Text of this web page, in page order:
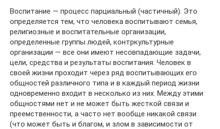
Воспитание — процесс парциальный (частичный). Это
опреде­ляется тем, что человека воспитывают семья,
религиозные и вос­питательные организации,
определенные группы людей, контр­культурные
организации — все они имеют несовпадающие зада­чи,
цели, средства и результаты воспитания. Человек в
своей жиз­ни проходит через ряд воспитывающих его
общностей различного типа и в каждый период жизни
одновременно входит в несколько из них. Между этими
общностями нет и не может быть жесткой связи и
преемственности, а часто нет вообще никакой связи
(что может быть и благом, и злом в зависимости от